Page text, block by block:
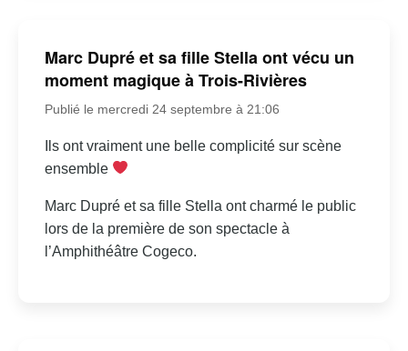
Marc Dupré et sa fille Stella ont vécu un
moment magique à Trois-Rivières
Publié le mercredi 24 septembre à 21:06
Ils ont vraiment une belle complicité sur scène
ensemble
Marc Dupré et sa fille Stella ont charmé le public
lors de la première de son spectacle à
l’Amphithéâtre Cogeco.